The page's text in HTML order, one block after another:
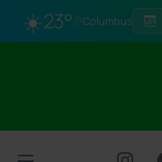
☀️23° Columbus